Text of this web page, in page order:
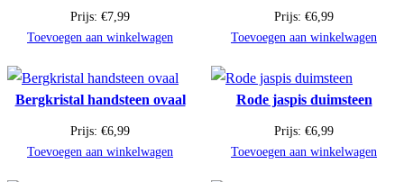
Prijs: €7,99
Toevoegen aan winkelwagen
Prijs: €6,99
Toevoegen aan winkelwagen
Bergkristal handsteen ovaal
Prijs: €6,99
Toevoegen aan winkelwagen
Rode jaspis duimsteen
Prijs: €6,99
Toevoegen aan winkelwagen